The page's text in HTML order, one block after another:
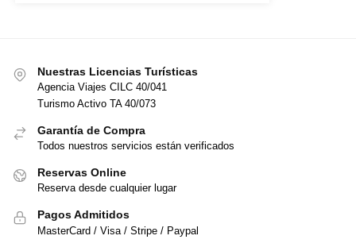
Nuestras Licencias Turísticas
Agencia Viajes CILC 40/041
Turismo Activo TA 40/073
Garantía de Compra
Todos nuestros servicios están verificados
Reservas Online
Reserva desde cualquier lugar
Pagos Admitidos
MasterCard / Visa / Stripe / Paypal